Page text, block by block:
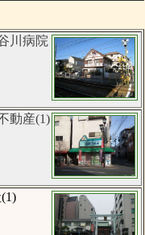
川病院
動産(1)